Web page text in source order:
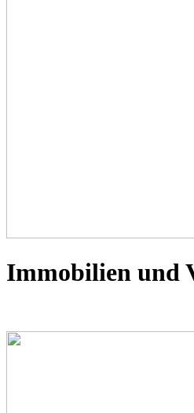
Immobilien und